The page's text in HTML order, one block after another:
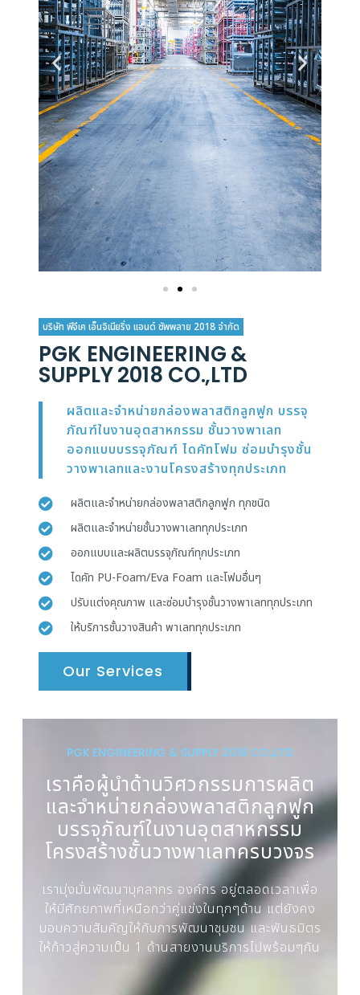
บริษัท พีจีเค เอ็นจิเนียริ่ง แอนด์ ซัพพลาย 2018 จำกัด
PGK ENGINEERING &
SUPPLY 2018 CO.,LTD
ผลิตและจำหน่ายกล่องพลาสติกลูกฟูก บรรจุ
ภัณฑ์ในงานอุตสาหกรรม ชั้นวางพาเลท
ออกแบบบรรจุภัณฑ์ ไดคัทโฟม ซ่อมบำรุงชั้น
วางพาเลทและงานโครงสร้างทุกประเภท
ผลิตและจำหน่ายกล่องพลาสติกลูกฟูก ทุกชนิด
ผลิตและจำหน่ายชั้นวางพาเลททุกประเภท
ออกแบบและผลิตบรรจุภัณฑ์ทุกประเภท
ไดคัท PU-Foam/Eva Foam และโฟมอื่นๆ
ปรับแต่งคุณภาพ และซ่อมบำรุงชั้นวางพาเลททุกประเภท
ให้บริการชั้นวางสินค้า พาเลททุกประเภท
Our Services
PGK ENGINEERING & SUPPLY 2018 CO.,LTD
เราคือผู้นำด้านวิศวกรรมการผลิต
และจำหน่ายกล่องพลาสติกลูกฟูก
บรรจุภัณฑ์ในงานอุตสาหกรรม
โครงสร้างชั้นวางพาเลทครบวงจร
เรามุ่งมั่นพัฒนาบุคลากร องค์กร อยู่ตลอดเวลาเพื่อ
ให้มีศักยภาพที่เหนือกว่าคู่แข่งในทุกๆด้าน แต่ยังคง
มอบความสัมคัญให้กับการพัฒนาชุมชน และพันธมิตร
ให้ก้าวสู่ความเป็น 1 ด้านสายงานบริการไปพร้อมๆกัน